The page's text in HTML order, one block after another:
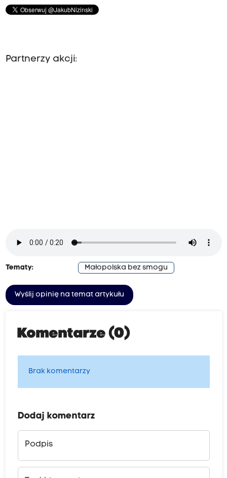
Partnerzy akcji:
Tematy: Małopolska bez smogu
Wyślij opinię na temat artykułu
Komentarze (0)
Brak komentarzy
Dodaj komentarz
Podpis